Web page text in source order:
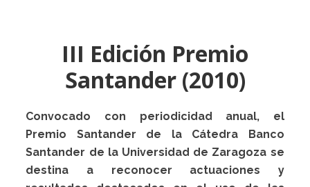
III Edición Premio
Santander (2010)
Convocado con periodicidad anual, el
Premio Santander de la Cátedra Banco
Santander de la Universidad de Zaragoza se
destina a reconocer actuaciones y